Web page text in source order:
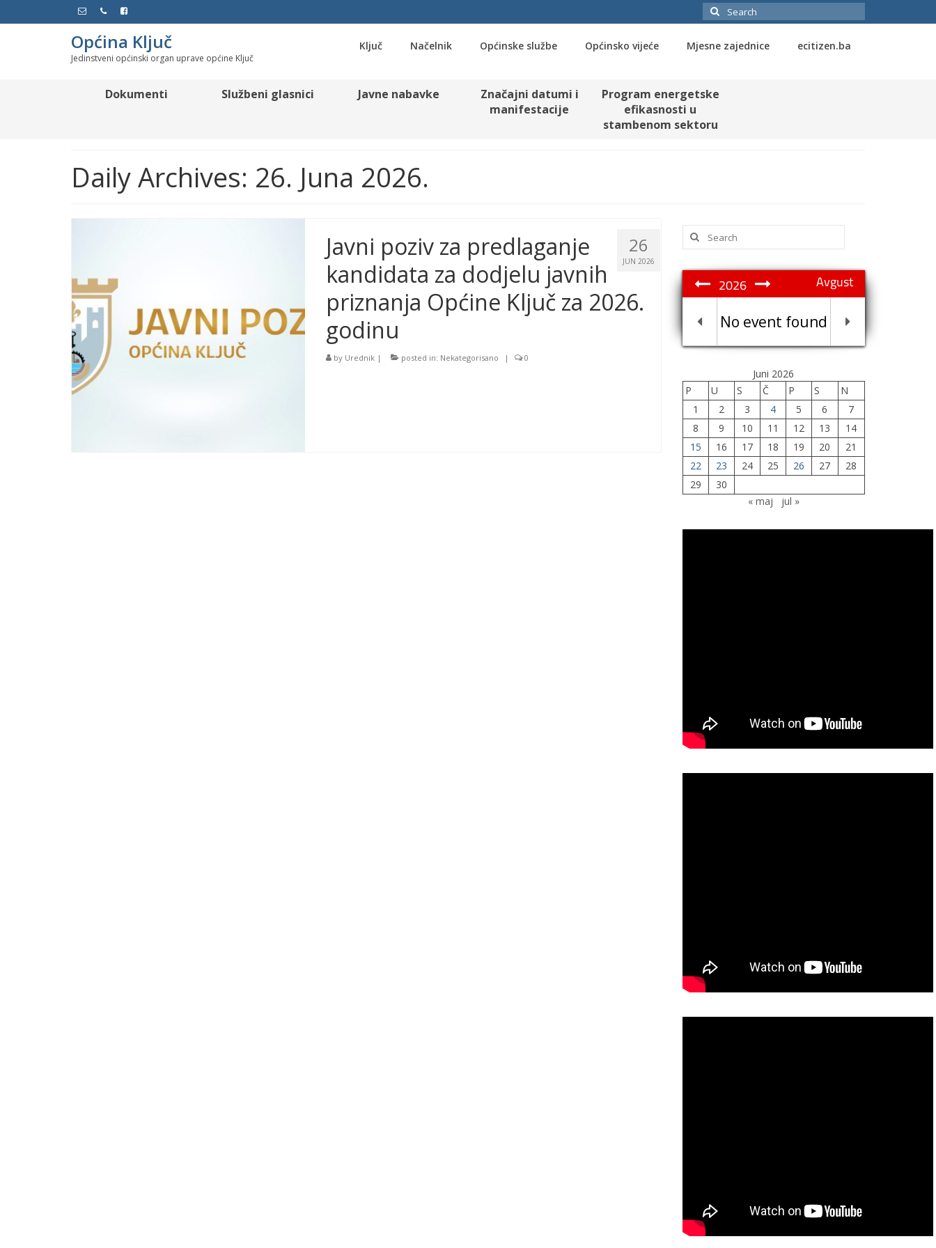
Search
for:
Općina Ključ
Jedinstveni općinski organ uprave općine Ključ
Ključ Načelnik Općinske službe Općinsko vijeće Mjesne zajednice ecitizen.ba
Dokumenti Službeni glasnici Javne nabavke
Značajni datumi i
manifestacije
Program energetske
efikasnosti u
stambenom sektoru
Daily Archives: 26. Juna 2026.
26
JUN 2026
Javni poziv za predlaganje
kandidata za dodjelu javnih
priznanja Općine Ključ za 2026.
godinu
by Urednik| posted in: Nekategorisano | 0
Search
for:
Avgust
2026
No event found
Juni 2026
P
U S Č P S
N
1
2 3 4 5 6
7
8
9 10 11 12 13
14
15
16 17 18 19 20
21
22
23 24 25 26 27
28
29
30
« maj
jul »